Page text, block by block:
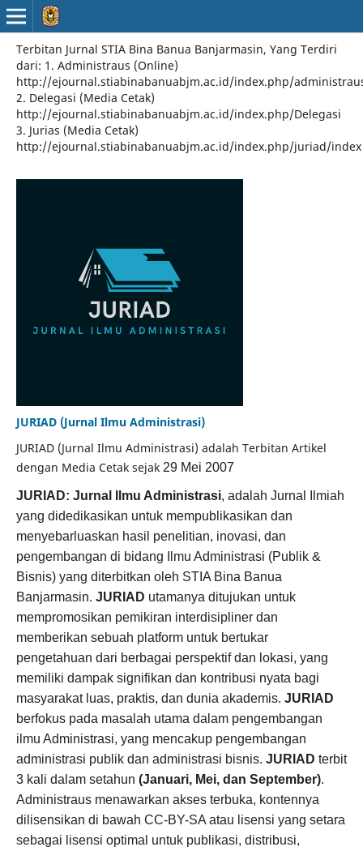
Terbitan Jurnal STIA Bina Banua Banjarmasin, Yang Terdiri
dari: 1. Administraus (Online)
http://ejournal.stiabinabanuabjm.ac.id/index.php/
2. Delegasi (Media Cetak)
http://ejournal.stiabinabanuabjm.ac.id/index.php/Delegasi
3. Jurias (Media Cetak)
http://ejournal.stiabinabanuabjm.ac.id/index.php/juriad/index
JURIAD (Jurnal Ilmu Administrasi)
JURIAD (Jurnal Ilmu Administrasi) adalah Terbitan Artikel
dengan Media Cetak sejak 29 Mei 2007
JURIAD: Jurnal Ilmu Administrasi, adalah Jurnal Ilmiah
yang didedikasikan untuk mempublikasikan dan
menyebarluaskan hasil penelitian, inovasi, dan
pengembangan di bidang Ilmu Administrasi (Publik &
Bisnis) yang diterbitkan oleh STIA Bina Banua
Banjarmasin. JURIAD utamanya ditujukan untuk
mempromosikan pemikiran interdisipliner dan
memberikan sebuah platform untuk bertukar
pengetahuan dari berbagai perspektif dan lokasi, yang
memiliki dampak signifikan dan kontribusi nyata bagi
masyarakat luas, praktis, dan dunia akademis. JURIAD
berfokus pada masalah utama dalam pengembangan
ilmu Administrasi, yang mencakup pengembangan
administrasi publik dan administrasi bisnis. JURIAD terbit
3 kali dalam setahun (Januari, Mei, dan September).
Administraus menawarkan akses terbuka, kontennya
dilisensikan di bawah CC-BY-SA atau lisensi yang setara
sebagai lisensi optimal untuk publikasi, distribusi,